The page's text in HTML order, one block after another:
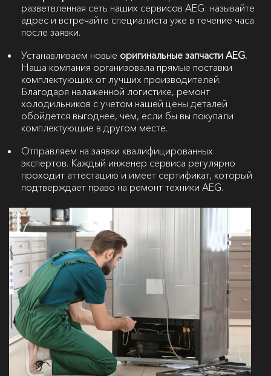
разветвленная сеть наших сервисов AEG: называйте
адрес и встречайте специалиста уже в течение часа
после заявки.
Устанавливаем новые оригинальные запчасти AEG.
Наша компания организовала прямые поставки
комплектующих от лучших производителей.
Благодаря налаженной логистике, ремонт
холодильников с учетом нашей цены деталей
обойдется выгоднее, чем, если бы вы покупали
комплектующие в другом месте.
Отправляем на заявки квалифицированных
экспертов. Каждый инженер сервиса регулярно
проходит аттестацию и имеет сертификат, который
подтверждает право на ремонт техники AEG.